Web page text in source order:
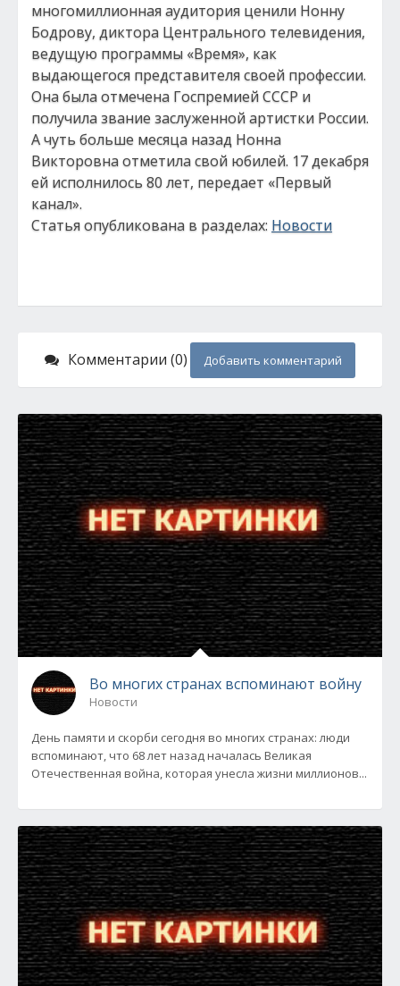
многомиллионная аудитория ценили Нонну
Бодрову, диктора Центрального телевидения,
ведущую программы «Время», как
выдающегося представителя своей профессии.
Она была отмечена Госпремией СССР и
получила звание заслуженной артистки России.
А чуть больше месяца назад Нонна
Викторовна отметила свой юбилей. 17 декабря
ей исполнилось 80 лет, передает «Первый
канал».
Статья опубликована в разделах: Новости
Комментарии (0) Добавить комментарий
Во многих странах вспоминают войну
Новости
День памяти и скорби сегодня во многих странах: люди
вспоминают, что 68 лет назад началась Великая
Отечественная война, которая унесла жизни миллионов...